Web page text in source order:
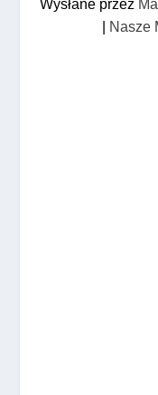
Wysłane przez
Nasze